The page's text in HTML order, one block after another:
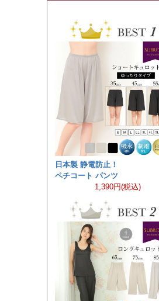
日本製 静電防止！
ペチコート パンツ
1,390円(税込)